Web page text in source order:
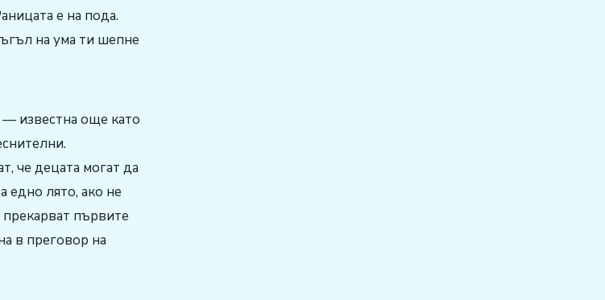
е на пода.
на ума ти шепне
— известна още като
че децата могат да
едно лято, ако не
първите
в преговор на